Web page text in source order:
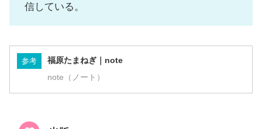
信している。
参考 福原たまねぎ｜note
note（ノート）